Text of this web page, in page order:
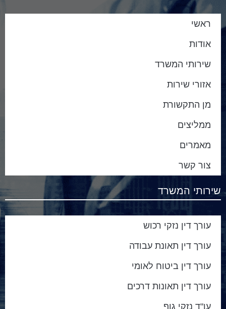
ראשי
אודות
שירותי המשרד
אזורי שירות
מן התקשורת
ממליצים
מאמרים
צור קשר
שירותי המשרד
עורך דין נזקי רכוש
עורך דין תאונת עבודה
עורך דין ביטוח לאומי
עורך דין תאונות דרכים
עו"ד נזקי גוף